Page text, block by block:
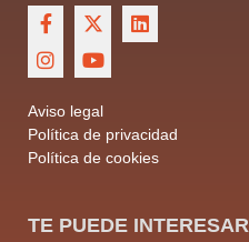
Aviso legal
Política de privacidad
Política de cookies
TE PUEDE INTERESAR